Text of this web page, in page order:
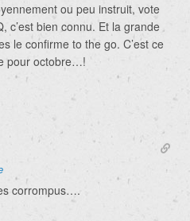
ou peu instruit, vote
c’est bien connu. Et la grande
le confirme to the go. C’est ce
pour octobre…!
corrompus….